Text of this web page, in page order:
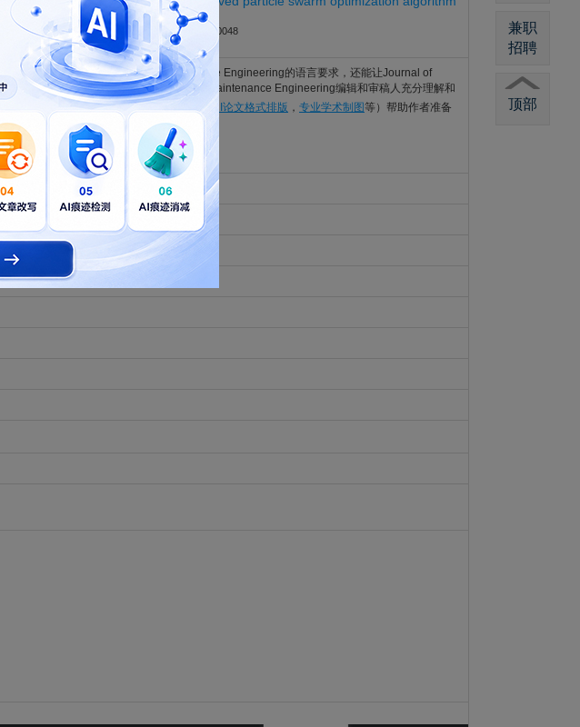
, Issue , pp. -. DOI: 10.1108/JQME-05-2025-0048
仅能满足Journal of Quality in Maintenance Engineering的语言要求，还能让Journal of
稿件最大限度地被Journal of Quality in Maintenance Engineering编辑和审稿人充分理解和
行资深专家修改润色，SCI论文专业翻译， SCI论文格式排版 ， 专业学术制图等）帮助作者准备
好评 论文致谢。
兼职
招聘
顶部